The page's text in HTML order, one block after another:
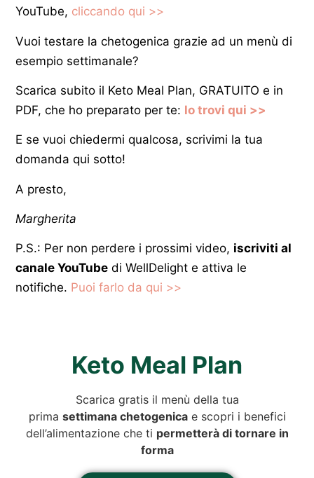
YouTube, cliccando qui >>
Vuoi testare la chetogenica grazie ad un menù di
esempio settimanale?
Scarica subito il Keto Meal Plan, GRATUITO e in
PDF, che ho preparato per te: lo trovi qui >>
E se vuoi chiedermi qualcosa, scrivimi la tua
domanda qui sotto!
A presto,
Margherita
P.S.: Per non perdere i prossimi video, iscriviti al
canale YouTube di WellDelight e attiva le
notifiche. Puoi farlo da qui >>
Keto Meal Plan
Scarica gratis il menù della tua
prima settimana chetogenicae scopri i benefici
dell’alimentazione che ti permetterà di tornare in
forma